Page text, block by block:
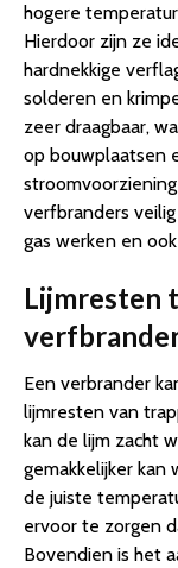
hogere
Hierdoor zijn ze
hardnekkige
solderen en
zeer draagbaar,
op bouwplaatsen
verfbranders
gas werken en
Lijmresten
Een verbrander
lijmresten van
kan de lijm zacht
gemakkelijker kan
de juiste
ervoor te zorgen
Bovendien is het